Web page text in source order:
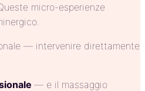
micro-esperienze
— intervenire direttamente
— e il massaggio